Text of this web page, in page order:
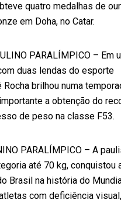
quatro medalhas de
em Doha, no Catar.
PARALÍMPICO – Em
duas lendas do esporte
Rocha brilhou numa
a obtenção do
de peso na classe F53.
PARALÍMPICO – A
até 70 kg, conquistou
Brasil na história do
com deficiência